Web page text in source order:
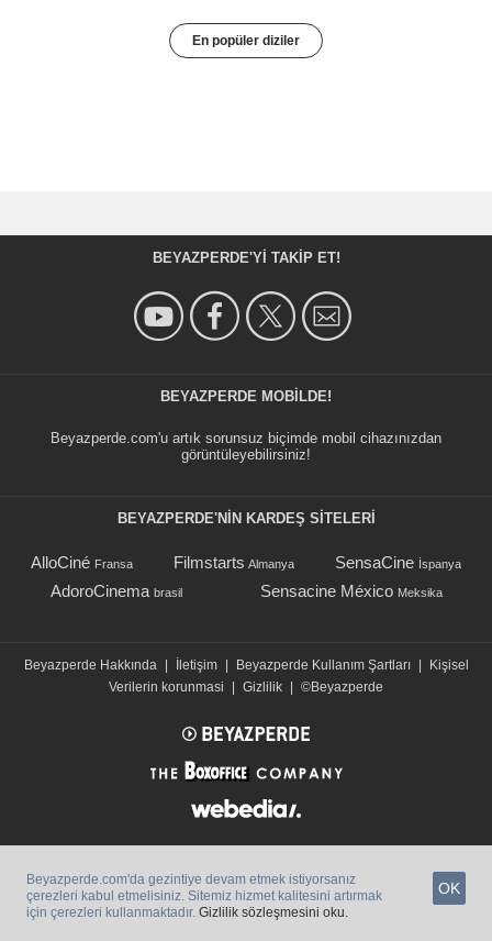
En popüler diziler
BEYAZPERDE'YI TAKIP ET!
BEYAZPERDE MOBILDE!
Beyazperde.com'u artık sorunsuz biçimde mobil cihazınızdan
görüntüleyebilirsiniz!
BEYAZPERDE'NIN KARDEŞ SİTELERİ
AlloCiné Fransa Filmstarts Almanya SensaCine İspanya
AdoroCinema brasil Sensacine México Meksika
Beyazperde Hakkında | İletişim | Beyazperde Kullanım Şartları |
Kişisel
Verilerin korunmasi
| Gizlilik | ©Beyazperde
Beyazperde.com'da gezintiye devam etmek istiyorsanız
çerezleri kabul etmelisiniz. Sitemiz hizmet kalitesini artırmak
için çerezleri kullanmaktadır. Gizlilik sözleşmesini oku.
OK